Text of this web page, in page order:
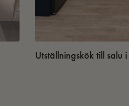
Utställningskök till salu